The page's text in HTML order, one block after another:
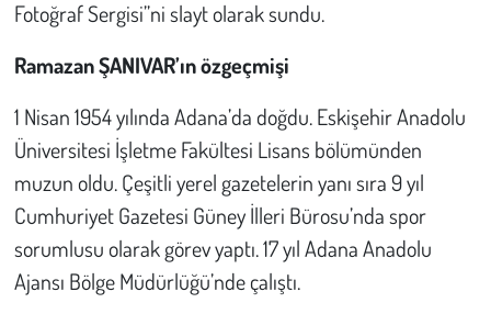
Fotoğraf Sergisi”ni slayt olarak sundu.
Ramazan ŞANIVAR’ın özgeçmişi
1 Nisan 1954 yılında Adana’da doğdu. Eskişehir Anadolu
Üniversitesi İşletme Fakültesi Lisans bölümünden
muzun oldu. Çeşitli yerel gazetelerin yanı sıra 9 yıl
Cumhuriyet Gazetesi Güney İlleri Bürosu’nda spor
sorumlusu olarak görev yaptı. 17 yıl Adana Anadolu
Ajansı Bölge Müdürlüğü’nde çalıştı.